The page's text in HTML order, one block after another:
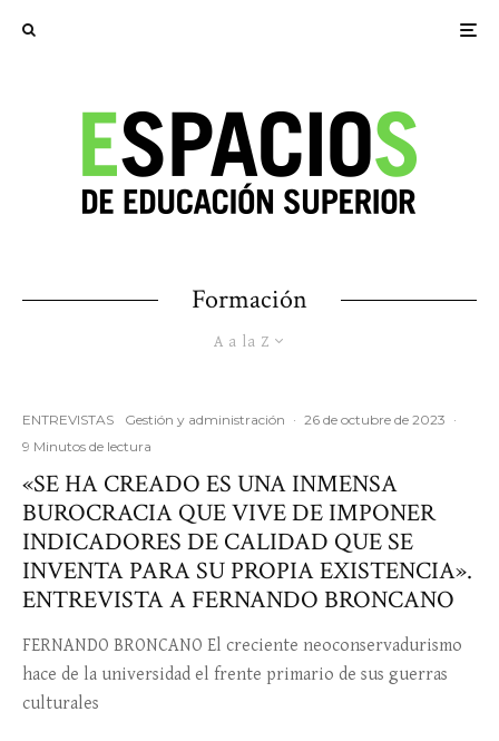
Formación
A a la Z
ENTREVISTAS Gestión y administración · 26 de octubre de 2023 ·
9 Minutos de lectura
«SE HA CREADO ES UNA INMENSA
BUROCRACIA QUE VIVE DE IMPONER
INDICADORES DE CALIDAD QUE SE
INVENTA PARA SU PROPIA EXISTENCIA».
ENTREVISTA A FERNANDO BRONCANO
FERNANDO BRONCANO El creciente neoconservadurismo
hace de la universidad el frente primario de sus guerras
culturales